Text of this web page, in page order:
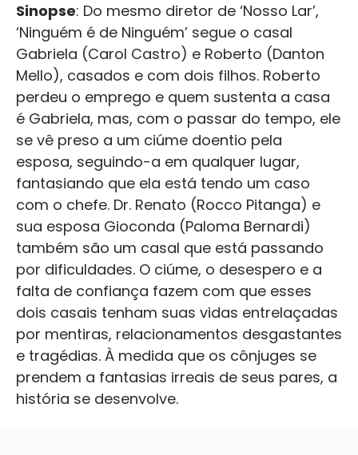
Sinopse: Do mesmo diretor de ‘Nosso Lar’,
‘Ninguém é de Ninguém’ segue o casal
Gabriela (Carol Castro) e Roberto (Danton
Mello), casados e com dois filhos. Roberto
perdeu o emprego e quem sustenta a casa
é Gabriela, mas, com o passar do tempo, ele
se vê preso a um ciúme doentio pela
esposa, seguindo-a em qualquer lugar,
fantasiando que ela está tendo um caso
com o chefe. Dr. Renato (Rocco Pitanga) e
sua esposa Gioconda (Paloma Bernardi)
também são um casal que está passando
por dificuldades. O ciúme, o desespero e a
falta de confiança fazem com que esses
dois casais tenham suas vidas entrelaçadas
por mentiras, relacionamentos desgastantes
e tragédias. À medida que os cônjuges se
prendem a fantasias irreais de seus pares, a
história se desenvolve.